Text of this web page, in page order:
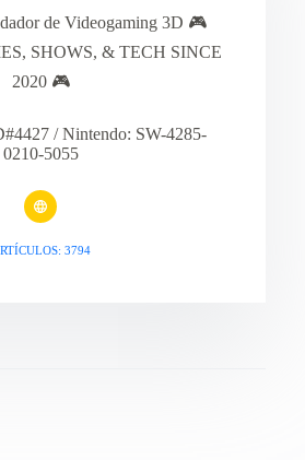
de Videogaming 3D 🎮
SHOWS, & TECH SINCE
2020 🎮
/ Nintendo: SW-4285-
0210-5055
3794